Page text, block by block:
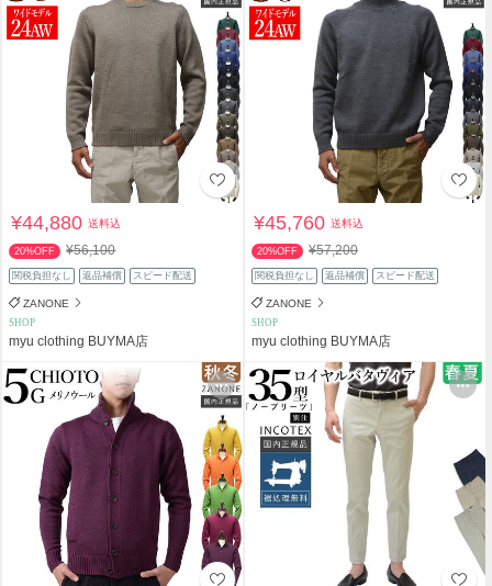
¥44,880送料込
20%OFF ¥56,100
関税負担なし 返品補償 スピード配送
ZANONE
SHOP
myu clothing BUYMA店
¥45,760送料込
20%OFF ¥57,200
関税負担なし 返品補償 スピード配送
ZANONE
SHOP
myu clothing BUYMA店